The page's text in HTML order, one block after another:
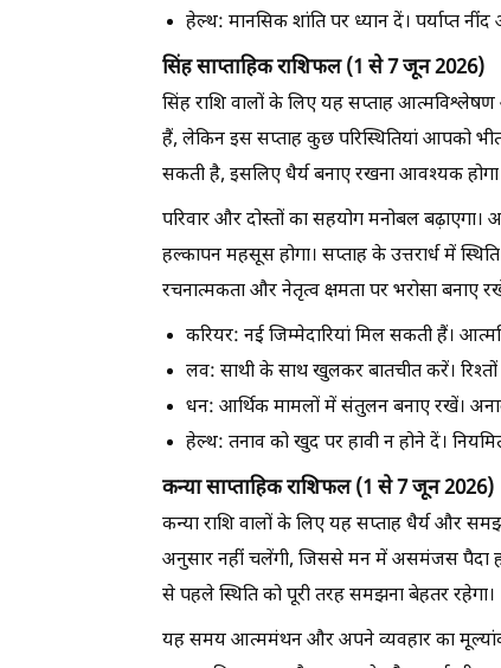
हेल्थ: मानसिक शांति पर ध्यान दें। पर्याप्त
सिंह साप्ताहिक राशिफल (1 से 7 जून 2026)
सिंह राशि वालों के लिए यह सप्ताह
हैं, लेकिन इस सप्ताह कुछ परिस्थितियां आपको
सकती है, इसलिए धैर्य बनाए रखना आवश्यक
परिवार और दोस्तों का सहयोग मनोबल
हल्कापन महसूस होगा। सप्ताह के उत्तरार्ध में
रचनात्मकता और नेतृत्व क्षमता पर भरोसा बनाए
करियर: नई जिम्मेदारियां मिल सकती हैं।
लव: साथी के साथ खुलकर बातचीत करें।
धन: आर्थिक मामलों में संतुलन बनाए रखें।
हेल्थ: तनाव को खुद पर हावी न होने दें।
कन्या साप्ताहिक राशिफल (1 से 7 जून 2026)
कन्या राशि वालों के लिए यह सप्ताह धैर्य और
अनुसार नहीं चलेंगी, जिससे मन में असमंजस पैदा हो
से पहले स्थिति को पूरी तरह समझना बेहतर रहेगा।
यह समय आत्ममंथन और अपने व्यवहार का